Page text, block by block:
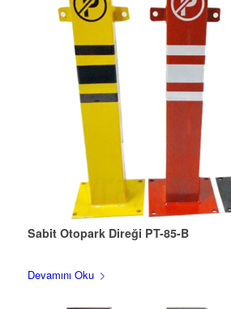
Sabit Otopark Direği PT-85-B
Devamını Oku